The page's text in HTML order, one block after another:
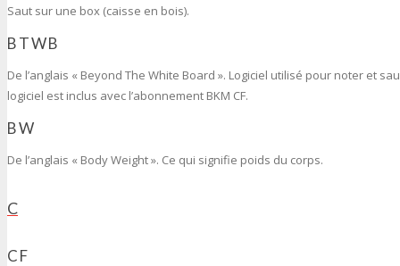
Saut sur une box (caisse en bois).
BTWB
De l’anglais « Beyond The White Board ». Logiciel utilisé pour noter et
logiciel est inclus avec l’abonnement BKM CF.
BW
De l’anglais « Body Weight ». Ce qui signifie poids du corps.
C
CF